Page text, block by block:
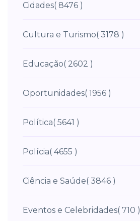
Cidades( 8476 )
Cultura e Turismo( 3178 )
Educação( 2602 )
Oportunidades( 1956 )
Política( 5641 )
Polícia( 4655 )
Ciência e Saúde( 3846 )
Eventos e Celebridades( 710 )